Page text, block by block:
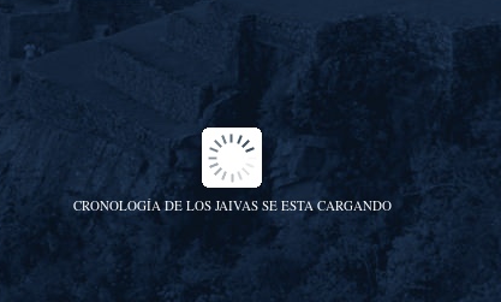
CRONOLOGÍA DE LOS JAIVAS SE ESTA CARGANDO